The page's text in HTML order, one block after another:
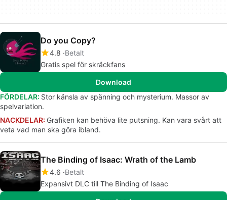
Do you Copy?
4.8 Betalt
Gratis spel för skräckfans
Download
FÖRDELAR: Stor känsla av spänning och mysterium. Massor av
spelvariation.
NACKDELAR: Grafiken kan behöva lite putsning. Kan vara svårt att
veta vad man ska göra ibland.
The Binding of Isaac: Wrath of the Lamb
4.6 Betalt
Expansivt DLC till The Binding of Isaac